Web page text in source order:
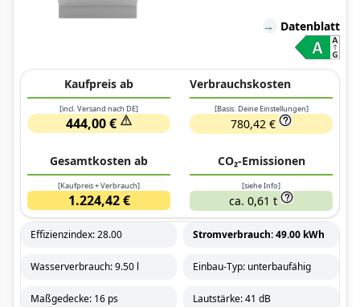
→ Datenblatt
Kaufpreis ab
[incl. Versand nach DE]
444,00 €
Verbrauchskosten
[Basis: Deine Einstellungen]
780,42 €
Gesamtkosten ab
[Kaufpreis + Verbrauch]
1.224,42 €
CO₂-Emissionen
[siehe Info]
ca. 0,61 t
Effizienzindex: 28.00 Stromverbrauch: 49.00 kWh
Wasserverbrauch: 9.50 l Einbau-Typ: unterbaufähig
Maßgedecke: 16 ps Lautstärke: 41 dB